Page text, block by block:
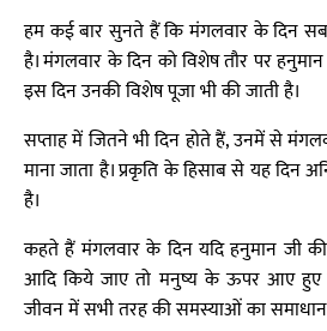
हम कई बार सुनते हैं कि मंगलवार के दिन
है। मंगलवार के दिन को विशेष तौर पर
इस दिन उनकी विशेष पूजा भी की जाती है।
सप्ताह में जितने भी दिन होते हैं, उनमें से
माना जाता है। प्रकृति के हिसाब से यह दिन
है।
कहते हैं मंगलवार के दिन यदि हनुमान जी
आदि किये जाए तो मनुष्य के ऊपर आए
जीवन में सभी तरह की समस्याओं का समाधान